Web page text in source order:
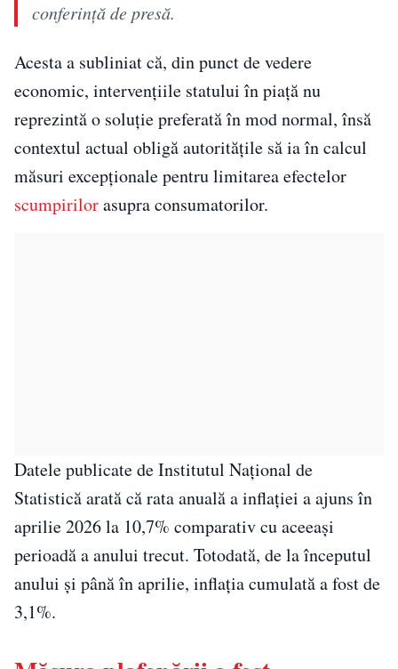
conferinţă de presă.
Acesta a subliniat că, din punct de vedere
economic, intervențiile statului în piață nu
reprezintă o soluție preferată în mod normal, însă
contextul actual obligă autoritățile să ia în calcul
măsuri excepționale pentru limitarea efectelor
scumpirilorasupra consumatorilor.
Datele publicate de Institutul Național de
Statistică arată că rata anuală a inflației a ajuns în
aprilie 2026 la 10,7% comparativ cu aceeași
perioadă a anului trecut. Totodată, de la începutul
anului și până în aprilie, inflația cumulată a fost de
3,1%.